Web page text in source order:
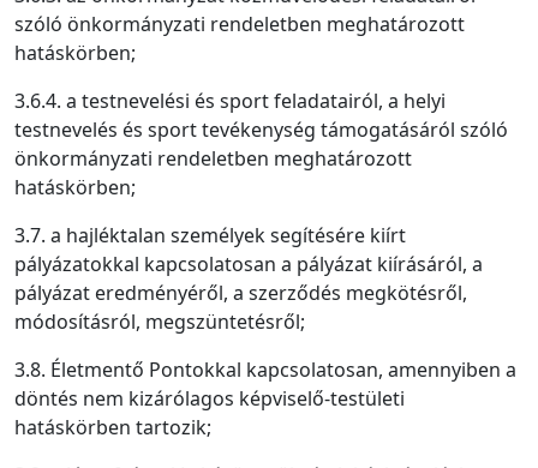
szóló önkormányzati rendeletben meghatározott
hatáskörben;
3.6.4. a testnevelési és sport feladatairól, a helyi
testnevelés és sport tevékenység támogatásáról szóló
önkormányzati rendeletben meghatározott
hatáskörben;
3.7. a hajléktalan személyek segítésére kiírt
pályázatokkal kapcsolatosan a pályázat kiírásáról, a
pályázat eredményéről, a szerződés megkötésről,
módosításról, megszüntetésről;
3.8. Életmentő Pontokkal kapcsolatosan, amennyiben a
döntés nem kizárólagos képviselő-testületi
hatáskörben tartozik;